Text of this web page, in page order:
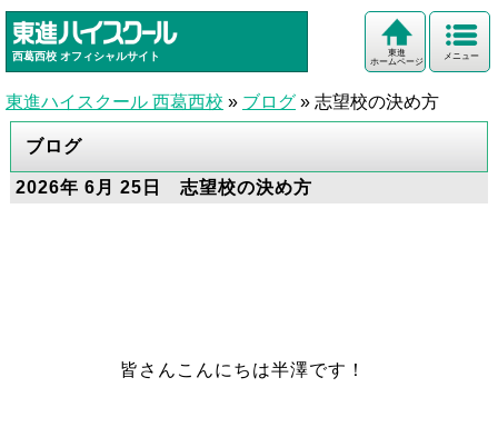
西葛西校 オフィシャルサイト メニュー
東進
ホームページ
東進ハイスクール 西葛西校 » ブログ » 志望校の決め方
ブログ
2026年 6月 25日 志望校の決め方
皆さんこんにちは半澤です！